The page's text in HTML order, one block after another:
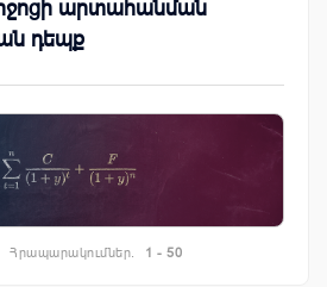
արտահանման
դեպք
Հրապարակումներ. 1 - 50